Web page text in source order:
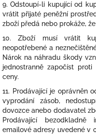
9. Odstoupí-li kupující od
vrátit přijaté peněžní
zboží předá nebo prokáže,
10. Zboží musí vrátit
neopotřebené a
Nárok na náhradu škody
jednostranně započíst
ceny.
11. Prodávající je oprávněn
vyprodání zásob,
dovozce anebo dodavatel
Prodávající bezodkladně
emailové adresy uvedené v